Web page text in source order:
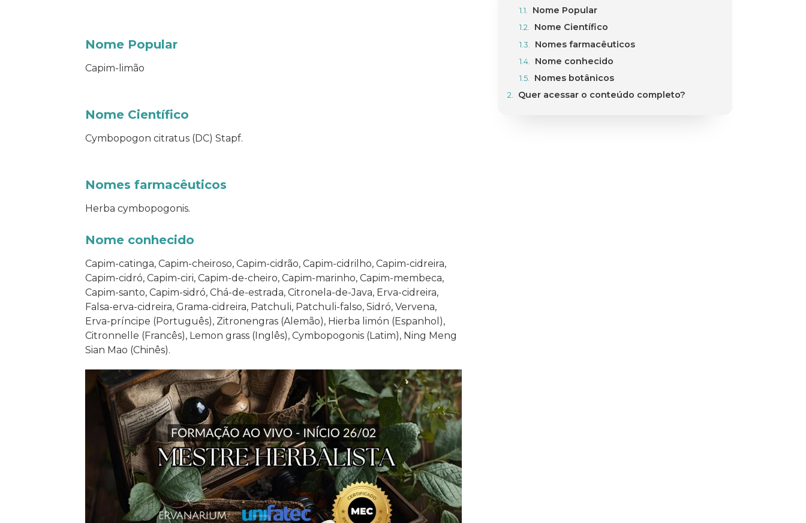
Nome Popular
Capim-limão
Nome Científico
Cymbopogon citratus (DC) Stapf.
Nomes farmacêuticos
Herba cymbopogonis.
Nome conhecido
Capim-catinga, Capim-cheiroso, Capim-cidrão, Capim-cidrilho, Capim-cidreira,
Capim-cidró, Capim-ciri, Capim-de-cheiro, Capim-marinho, Capim-membeca,
Capim-santo, Capim-sidró, Chá-de-estrada, Citronela-de-Java, Erva-cidreira,
Falsa-erva-cidreira, Grama-cidreira, Patchuli, Patchuli-falso, Sidró, Vervena,
Erva-príncipe (Português), Zitronengras (Alemão), Hierba limón (Espanhol),
Citronnelle (Francês), Lemon grass (Inglês), Cymbopogonis (Latim), Ning Meng
Sian Mao (Chinês).
Nome Popular
Nome Científico
Nomes farmacêuticos
Nome conhecido
Nomes botânicos
Quer acessar o conteúdo completo?